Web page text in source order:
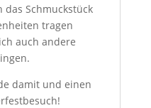
Schmuckstück
tragen
auch andere
damit und einen